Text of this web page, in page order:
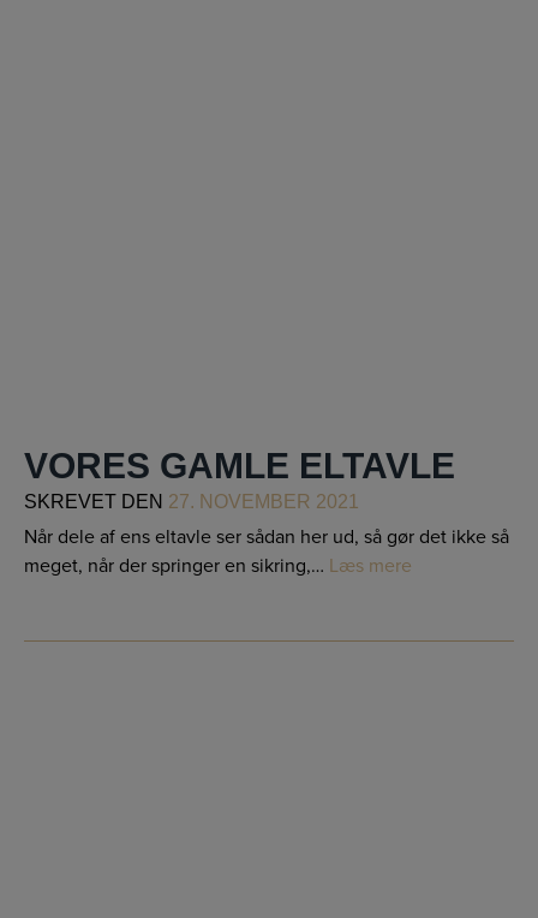
VORES GAMLE ELTAVLE
SKREVET DEN 27. NOVEMBER 2021
Når dele af ens eltavle ser sådan her ud, så gør det ikke så
meget, når der springer en sikring,… Læs mere